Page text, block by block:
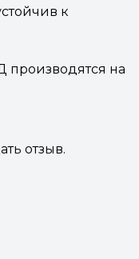
к
производятся на
отзыв.